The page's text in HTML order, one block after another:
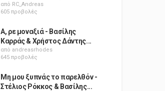
από RC_Andreas
605 προβολές
Α, ρε μοναξιά - Βασίλης
Καρράς & Χρήστος Δάντης...
από andreasrhodes
645 προβολές
Μη μου ξυπνάς το παρελθόν -
Στέλιος Ρόκκος & Βασίλης...